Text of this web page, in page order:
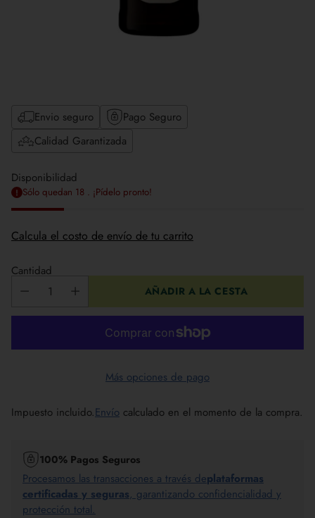
Envio seguro
Pago Seguro
Calidad Garantizada
Disponibilidad
Sólo quedan 18 . ¡Pídelo pronto!
Calcula el costo de envío de tu carrito
Cantidad
AÑADIR A LA CESTA
Más opciones de pago
Impuesto incluido.Envío calculado en el momento de la compra.
100% Pagos Seguros
Procesamos las transacciones a través deplataformas
certificadas y seguras, garantizando confidencialidad y
protección total.